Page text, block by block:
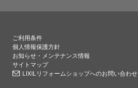
ご利用条件
個人情報保護方針
お知らせ・メンテナンス情報
サイトマップ
LIXILリフォームショップへのお問い合わせ